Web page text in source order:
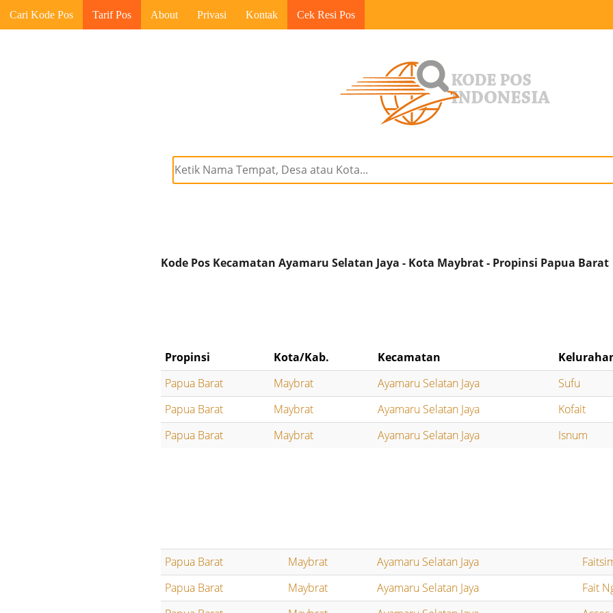
Cari Kode Pos Tarif Pos About Privasi Kontak Cek Resi Pos
Kode Pos Kecamatan Ayamaru Selatan Jaya - Kota Maybrat - Propinsi Papua Barat
Propinsi Kota/Kab. Kecamatan
Papua Barat
Maybrat Ayamaru Selatan Jaya
Sufu
Papua Barat
Maybrat Ayamaru Selatan Jaya
Kofait
Papua Barat
Maybrat Ayamaru Selatan Jaya Isnum
Papua Barat Maybrat Ayamaru Selatan Jaya
Papua Barat
Maybrat Ayamaru Selatan Jaya
Fait